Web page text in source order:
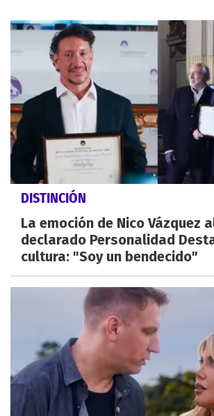
DISTINCIÓN
La emoción de Nico Vázquez
declarado Personalidad
cultura: "Soy un bendecido"